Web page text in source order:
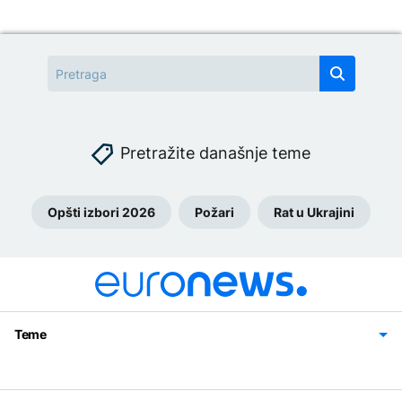
Pretražite današnje teme
Opšti izbori 2026 Požari Rat u Ukrajini
Teme
Svijet
Sport